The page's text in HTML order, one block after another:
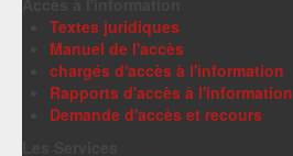
Textes juridiques
Manuel de l'accès
chargés d'accès à l'information
Rapports d'accès à l'information
Demande d'accès et recours